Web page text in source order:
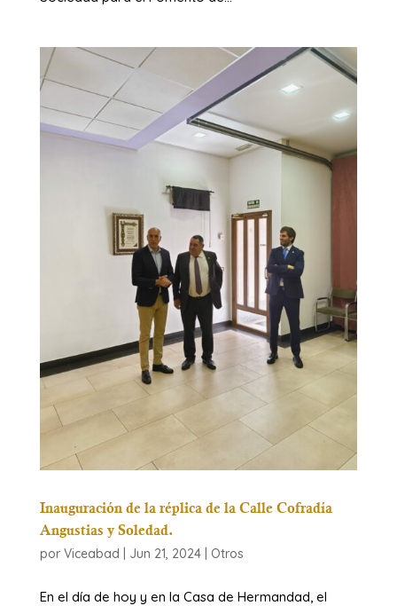
Inauguración de la réplica de la Calle Cofradía
Angustias y Soledad.
por Viceabad Jun 21, 2024| Otros
En el día de hoy y en la Casa de Hermandad, el